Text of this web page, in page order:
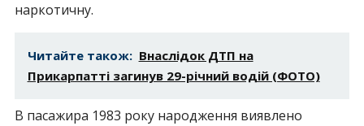
наркотичну.
Читайте також: Внаслідок ДТП на
Прикарпатті загинув 29-річний водій (ФОТО)
В пасажира 1983 року народження виявлено